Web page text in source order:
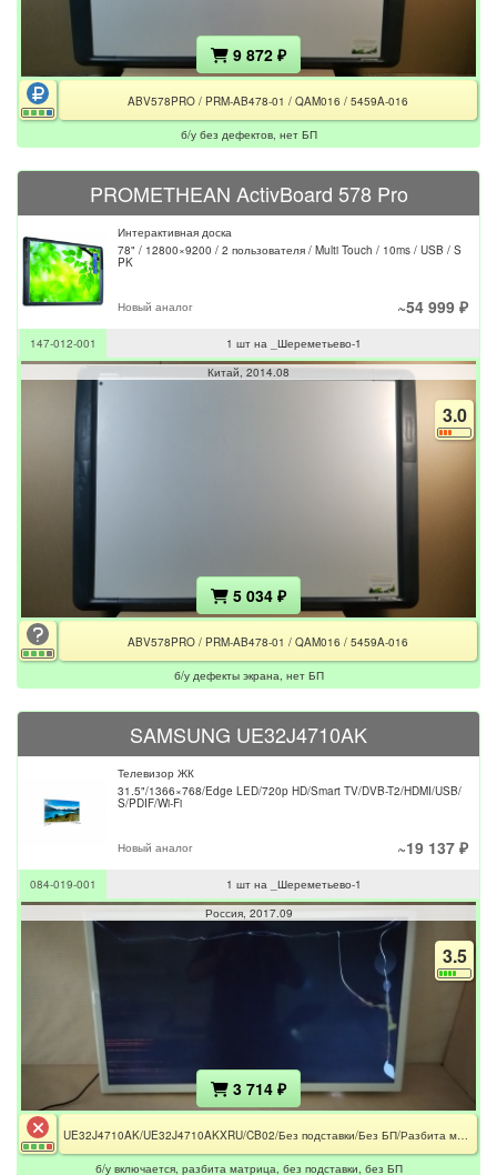
9 872 ₽
ABV578PRO / PRM-AB478-01 / QAM016 / 5459A-016
б/у без дефектов, нет БП
PROMETHEAN ActivBoard 578 Pro
Интерактивная доска
78" / 12800×9200 / 2 пользователя / Multi Touch / 10ms / USB / S
PK
Новый аналог ~54 999 ₽
147-012-001
1 шт на _Шереметьево-1
Китай 2014.08
3.0
5 034 ₽
ABV578PRO / PRM-AB478-01 / QAM016 / 5459A-016
б/у дефекты экрана, нет БП
SAMSUNG UE32J4710AK
Телевизор ЖК
31.5"/1366×768/Edge LED/720p HD/Smart TV/DVB-T2/HDMI/USB/
S/PDIF/Wi-Fi
Новый аналог ~19 137 ₽
084-019-001
1 шт на _Шереметьево-1
Россия 2017.09
3.5
3 714 ₽
UE32J4710AK/UE32J4710AKXRU/CB02/Без подставки/Без БП/Разбита матрица
б/у включается, разбита матрица, без подставки, без БП